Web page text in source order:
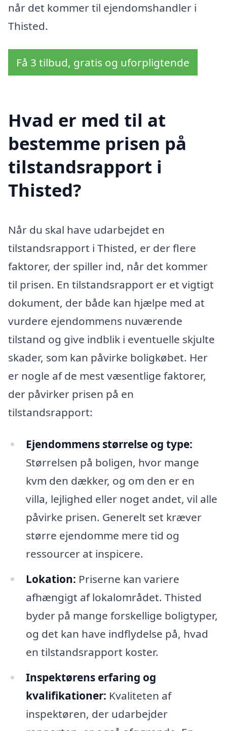
når det kommer til ejendomshandler i
Thisted.
Få 3 tilbud, gratis og uforpligtende
Hvad er med til at
bestemme prisen på
tilstandsrapport i
Thisted?
Når du skal have udarbejdet en
tilstandsrapport i Thisted, er der flere
faktorer, der spiller ind, når det kommer
til prisen. En tilstandsrapport er et vigtigt
dokument, der både kan hjælpe med at
vurdere ejendommens nuværende
tilstand og give indblik i eventuelle skjulte
skader, som kan påvirke boligkøbet. Her
er nogle af de mest væsentlige faktorer,
der påvirker prisen på en
tilstandsrapport:
Ejendommens størrelse og type:
Størrelsen på boligen, hvor mange
kvm den dækker, og om den er en
villa, lejlighed eller noget andet, vil alle
påvirke prisen. Generelt set kræver
større ejendomme mere tid og
ressourcer at inspicere.
Lokation: Priserne kan variere
afhængigt af lokalområdet. Thisted
byder på mange forskellige boligtyper,
og det kan have indflydelse på, hvad
en tilstandsrapport koster.
Inspektørens erfaring og
kvalifikationer: Kvaliteten af
inspektøren, der udarbejder